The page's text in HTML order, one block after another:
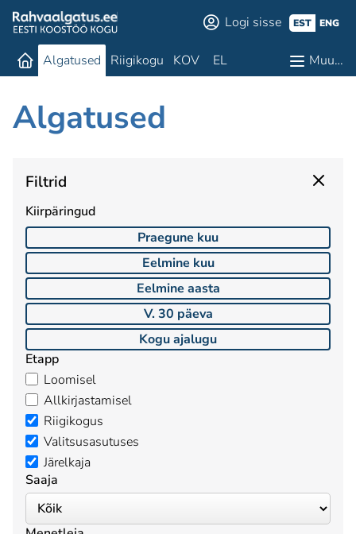
Logi sisse EST ENG
Algatused Riigikogu KOV EL Muu…
Algatused
Filtrid
Kiirpäringud
Praegune kuu
Eelmine kuu
Eelmine aasta
V. 30 päeva
Kogu ajalugu
Etapp
Loomisel
Allkirjastamisel
Riigikogus
Valitsusasutuses
Järelkaja
Saaja